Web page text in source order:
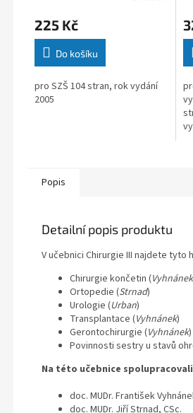
225 Kč
Do košíku
pro SZŠ 104 stran, rok vydání
2005
Popis
Detailní popis produktu
V učebnici Chirurgie III najdete tyto
Chirurgie končetin (Vyhnánek
Ortopedie (Strnad)
Urologie (Urban)
Transplantace (Vyhnánek)
Gerontochirurgie (Vyhnánek)
Povinnosti sestry u stavů
Na této učebnice
doc. MUDr. František
doc. MUDr. Jiří Strnad, CSc.